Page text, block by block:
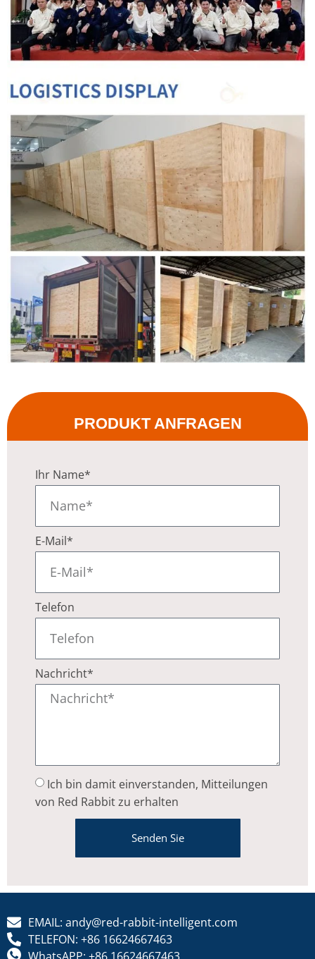
PRODUKT ANFRAGEN
Ihr Name*
E-Mail*
Telefon
Nachricht*
Ich bin damit einverstanden, Mitteilungen
von Red Rabbit zu erhalten
Senden Sie
EMAIL: andy@red-rabbit-intelligent.com
TELEFON: +86 16624667463